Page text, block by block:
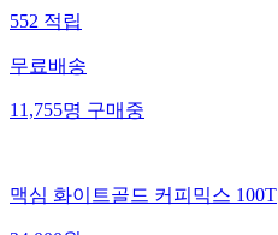
552적립
무료배송
11,755명구매중
맥심 화이트골드 커피믹스 100T